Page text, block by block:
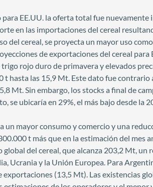
EE.UU. la oferta total fue
en las importaciones del cereal
del cereal, se proyecta un mayor uso
de exportaciones del cereal
rojo duro de primavera y elevados
t hasta las 15,9 Mt. Este dato fue contrario
Mt. Sin embargo, los stocks a final de
se ubicaría en 29%, el más bajo desde la
un mayor consumo y comercio y una
t más que en la estimación del mes
del cereal, que alcanza 203,2 Mt,
Ucrania y la Unión Europea. Para
(13,5 Mt). Las existencias